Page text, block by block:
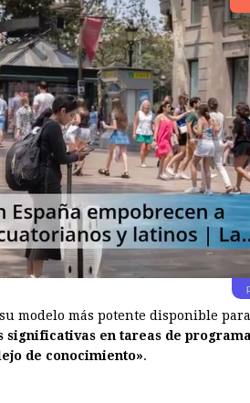
modelo más potente disponible
significativas en tareas de
de conocimiento».